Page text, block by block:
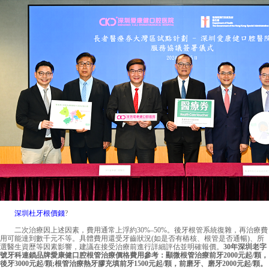
深圳杜牙根價錢?
二次治療因上述因素，費用通常上浮約30%–50%。後牙根管系統復雜，再治療費
用可能達到數千元不等。具體費用還受牙齒狀況(如是否有樁核、根管是否通暢)、所
選醫生資歷等因素影響，建議在接受治療前進行詳細評估並明確報價。 30年深圳老字
號牙科連鎖品牌愛康健口腔根管治療價格費用參考：顯微根管治療前牙2000元起/顆，
後牙3000元起/顆;根管治療熱牙膠充填前牙1500元起/顆，前磨牙、磨牙2000元起/顆。